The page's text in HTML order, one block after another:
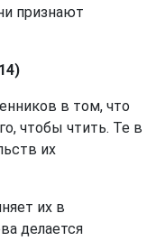
признают
в том, что
чтобы чтить. Те в
их
их в
делается